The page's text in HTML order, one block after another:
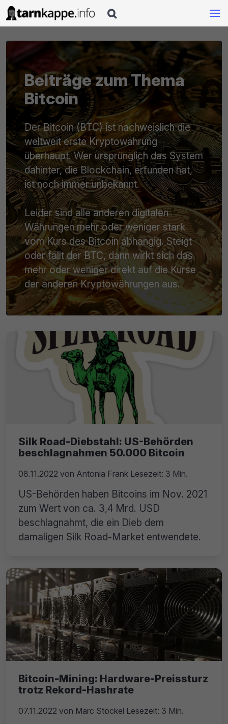

Beiträge zum Thema
Bitcoin
Der Bitcoin (BTC) ist nachweislich die
weltweit erste Kryptowährung
überhaupt. Wer ursprünglich das System
dahinter, die Blockchain, erfunden hat,
ist noch immer unbekannt.
Leider sind alle anderen digitalen
Währungen mehr oder weniger stark
vom Kurs des Bitcoin abhängig. Steigt
oder fällt der BTC, dann wirkt sich das
mehr oder weniger direkt auf die Kurse
der anderen Kryptowährungen aus.
Silk Road-Diebstahl: US-Behörden
beschlagnahmen 50.000 Bitcoin
08.11.2022 von Antonia Frank Lesezeit: 3 Min.
US-Behörden haben Bitcoins im Nov. 2021
zum Wert von ca. 3,4 Mrd. USD
beschlagnahmt, die ein Dieb dem
damaligen Silk Road-Market entwendete.
Bitcoin-Mining: Hardware-Preissturz
trotz Rekord-Hashrate
07.11.2022 von Marc Stöckel Lesezeit: 3 Min.